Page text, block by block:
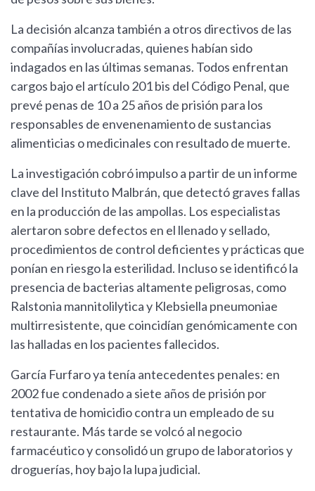
La decisión alcanza también a otros directivos de las
compañías involucradas, quienes habían sido
indagados en las últimas semanas. Todos enfrentan
cargos bajo el artículo 201 bis del Código Penal, que
prevé penas de 10 a 25 años de prisión para los
responsables de envenenamiento de sustancias
alimenticias o medicinales con resultado de muerte.
La investigación cobró impulso a partir de un informe
clave del Instituto Malbrán, que detectó graves fallas
en la producción de las ampollas. Los especialistas
alertaron sobre defectos en el llenado y sellado,
procedimientos de control deficientes y prácticas que
ponían en riesgo la esterilidad. Incluso se identificó la
presencia de bacterias altamente peligrosas, como
Ralstonia mannitolilytica y Klebsiella pneumoniae
multirresistente, que coincidían genómicamente con
las halladas en los pacientes fallecidos.
García Furfaro ya tenía antecedentes penales: en
2002 fue condenado a siete años de prisión por
tentativa de homicidio contra un empleado de su
restaurante. Más tarde se volcó al negocio
farmacéutico y consolidó un grupo de laboratorios y
droguerías, hoy bajo la lupa judicial.